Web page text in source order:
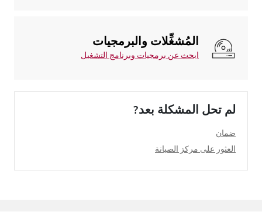
المُشغِّلات والبرمجيات
ابحث عن برمجيات وبرنامج التشغيل
لم تحل المشكلة بعد?
ضمان
العثور على مركز الصيانة